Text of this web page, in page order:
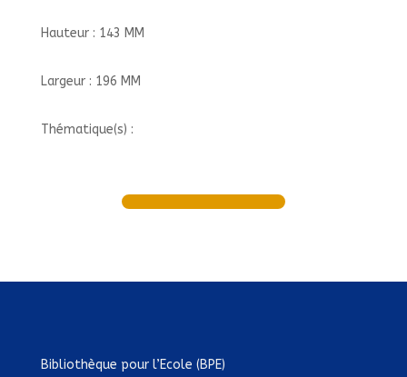
Hauteur : 143 MM
Largeur : 196 MM
Thématique(s) :
Bibliothèque pour l’Ecole (BPE)